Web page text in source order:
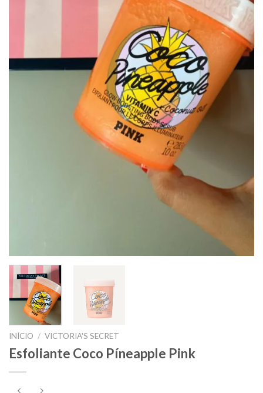
INÍCIO / VICTORIA'S SECRET
Esfoliante Coco Píneapple Pink